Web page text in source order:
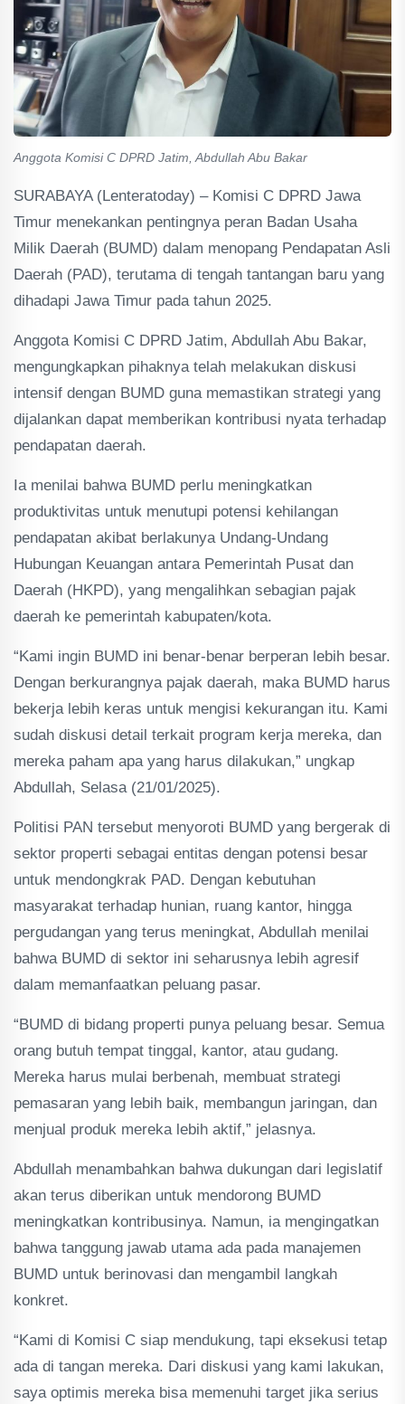
Anggota Komisi C DPRD Jatim, Abdullah Abu Bakar
SURABAYA (Lenteratoday) – Komisi C DPRD Jawa
Timur menekankan pentingnya peran Badan Usaha
Milik Daerah (BUMD) dalam menopang Pendapatan Asli
Daerah (PAD), terutama di tengah tantangan baru yang
dihadapi Jawa Timur pada tahun 2025.
Anggota Komisi C DPRD Jatim, Abdullah Abu Bakar,
mengungkapkan pihaknya telah melakukan diskusi
intensif dengan BUMD guna memastikan strategi yang
dijalankan dapat memberikan kontribusi nyata terhadap
pendapatan daerah.
Ia menilai bahwa BUMD perlu meningkatkan
produktivitas untuk menutupi potensi kehilangan
pendapatan akibat berlakunya Undang-Undang
Hubungan Keuangan antara Pemerintah Pusat dan
Daerah (HKPD), yang mengalihkan sebagian pajak
daerah ke pemerintah kabupaten/kota.
“Kami ingin BUMD ini benar-benar berperan lebih besar.
Dengan berkurangnya pajak daerah, maka BUMD harus
bekerja lebih keras untuk mengisi kekurangan itu. Kami
sudah diskusi detail terkait program kerja mereka, dan
mereka paham apa yang harus dilakukan,” ungkap
Abdullah, Selasa (21/01/2025).
Politisi PAN tersebut menyoroti BUMD yang bergerak di
sektor properti sebagai entitas dengan potensi besar
untuk mendongkrak PAD. Dengan kebutuhan
masyarakat terhadap hunian, ruang kantor, hingga
pergudangan yang terus meningkat, Abdullah menilai
bahwa BUMD di sektor ini seharusnya lebih agresif
dalam memanfaatkan peluang pasar.
“BUMD di bidang properti punya peluang besar. Semua
orang butuh tempat tinggal, kantor, atau gudang.
Mereka harus mulai berbenah, membuat strategi
pemasaran yang lebih baik, membangun jaringan, dan
menjual produk mereka lebih aktif,” jelasnya.
Abdullah menambahkan bahwa dukungan dari legislatif
akan terus diberikan untuk mendorong BUMD
meningkatkan kontribusinya. Namun, ia mengingatkan
bahwa tanggung jawab utama ada pada manajemen
BUMD untuk berinovasi dan mengambil langkah
konkret.
“Kami di Komisi C siap mendukung, tapi eksekusi tetap
ada di tangan mereka. Dari diskusi yang kami lakukan,
saya optimis mereka bisa memenuhi target jika serius